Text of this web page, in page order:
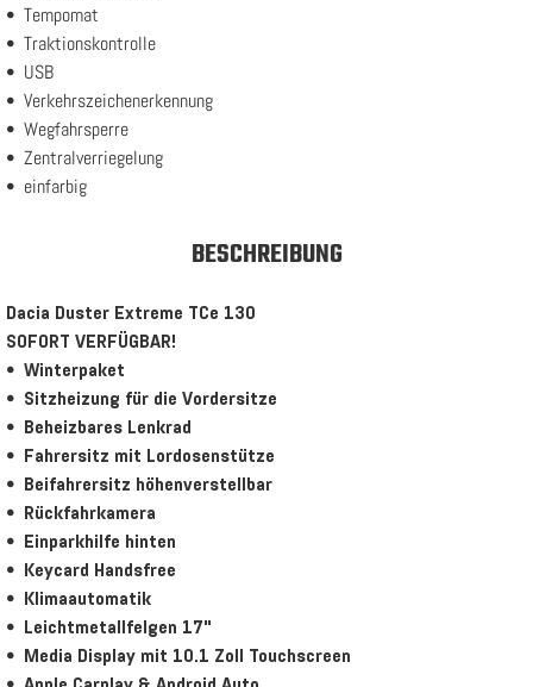
Tempomat
Traktionskontrolle
USB
Verkehrszeichenerkennung
Wegfahrsperre
Zentralverriegelung
einfarbig
BESCHREIBUNG
Dacia Duster Extreme TCe 130
SOFORT VERFÜGBAR!
Winterpaket
Sitzheizung für die Vordersitze
Beheizbares Lenkrad
Fahrersitz mit Lordosenstütze
Beifahrersitz höhenverstellbar
Rückfahrkamera
Einparkhilfe hinten
Keycard Handsfree
Klimaautomatik
Leichtmetallfelgen 17"
Media Display mit 10.1 Zoll Touchscreen